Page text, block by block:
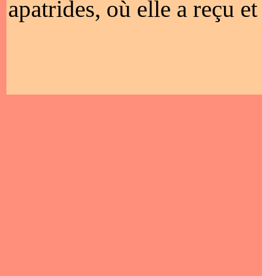
apatrides, où elle a reçu